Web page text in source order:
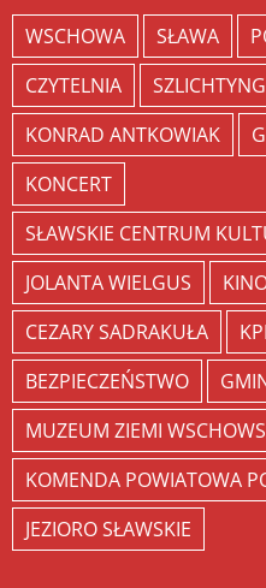
WSCHOWA SŁAWA
CZYTELNIA
KONRAD ANTKOWIAK
KONCERT
SŁAWSKIE CENTRUM
JOLANTA WIELGUS
CEZARY SADRAKUŁA
BEZPIECZEŃSTWO
MUZEUM ZIEMI
KOMENDA POWIATOWA
JEZIORO SŁAWSKIE